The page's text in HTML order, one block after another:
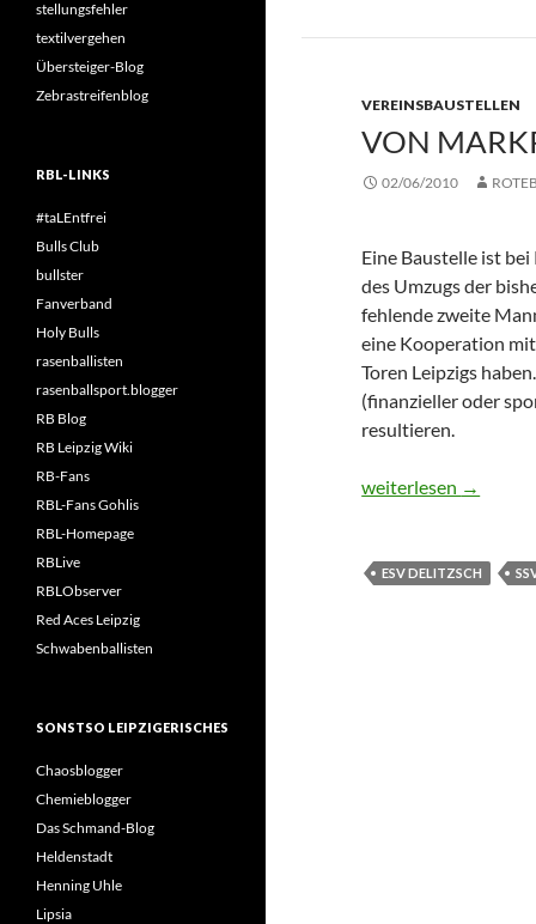
VEREINSBAUSTELLEN
VON
02/06/2010
Eine Baustelle ist
des Umzugs der
fehlende zweite
eine Kooperation
Toren Leipzigs
(finanzieller oder
resultieren.
Von Markranstädt
weiterlesen →
ESV DELITZSCH
stellungsfehler
textilvergehen
Übersteiger-Blog
Zebrastreifenblog
RBL-LINKS
#taLEntfrei
Bulls Club
bullster
Fanverband
Holy Bulls
rasenballisten
rasenballsport.blogger
RB Blog
RB Leipzig Wiki
RB-Fans
RBL-Fans Gohlis
RBL-Homepage
RBLive
RBLObserver
Red Aces Leipzig
Schwabenballisten
SONSTSO LEIPZIGERISCHES
Chaosblogger
Chemieblogger
Das Schmand-Blog
Heldenstadt
Henning Uhle
Lipsia